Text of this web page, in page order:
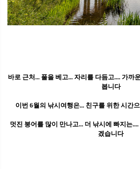
바로 근처... 풀을 베고... 자리를 다듬고.... 가까
봅니다
이번 6월의 낚시여행은... 친구를 위한 시간
멋진 붕어를 많이 만나고... 더 낚시에 빠지는
겠습니다